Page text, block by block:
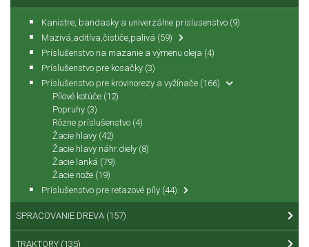
Kanistre, bandasky a univerzálne prislusenstvo (9)
Mazivá,aditíva,čističe,palivá (59)
Príslušenstvo na mazanie a výmenu oleja (4)
Príslušenstvo pre kosačky (3)
Príslušenstvo pre krovinorezy a vyžínače (166)
Pílové kotúče (12)
Popruhy (3)
Rôzne príslušenstvo (4)
Žacie hlavy (42)
Žacie hlavy náhr.diely (8)
Žacie lanká (79)
Žacie nože (19)
Príslušenstvo pre reťazové píly (44)
SPRACOVANIE DREVA (157)
TRAKTORY (135)